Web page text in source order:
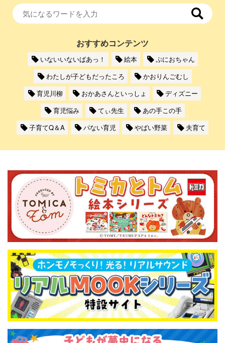
おすすめコンテンツ
いないいないばあっ！ 絵本
ぷにおちゃん
わたしが子どもだったころ
かおりんごむし
育児川柳
おかあさんといっしょ
ディズニー
育児悩み
てぃ先生
あの手この手
子育てQ＆A
パない育児 やばい野菜 夫育て